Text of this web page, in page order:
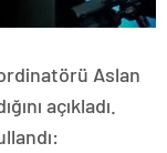
Aslan
açıkladı.